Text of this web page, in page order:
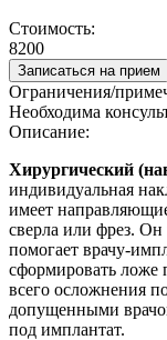
Стоимость:
8200
Записаться на прием
Ограничения/
Необходима
Описание:
Хирургический
индивидуальная
имеет
сверла или фрез.
помогает врачу-
сформировать ложе
всего осложнения
допущенными
под имплантат.